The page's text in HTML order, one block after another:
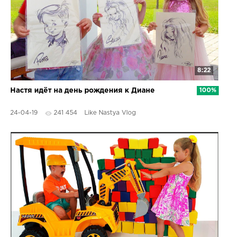
8:22
Настя идёт на день рождения к Диане
24-04-19 241 454 Like Nastya Vlog
100%